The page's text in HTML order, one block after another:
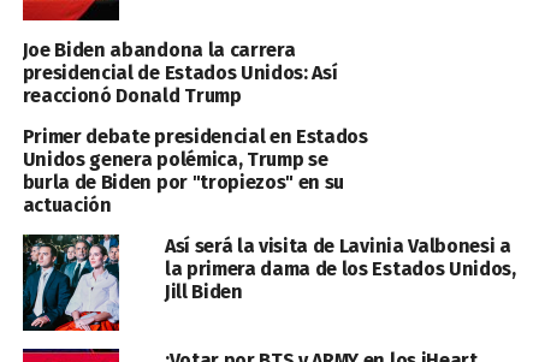
Joe Biden abandona la carrera
presidencial de Estados Unidos: Así
reaccionó Donald Trump
Primer debate presidencial en Estados
Unidos genera polémica, Trump se
burla de Biden por "tropiezos" en su
actuación
Así será la visita de Lavinia Valbonesi a
la primera dama de los Estados Unidos,
Jill Biden